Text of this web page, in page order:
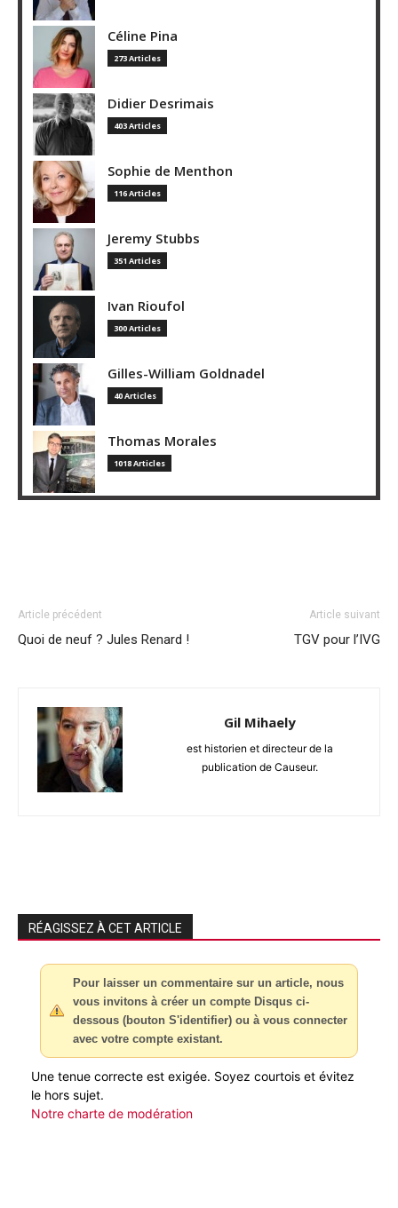
Céline Pina
273 Articles
Didier Desrimais
403 Articles
Sophie de Menthon
116 Articles
Jeremy Stubbs
351 Articles
Ivan Rioufol
300 Articles
Gilles-William Goldnadel
40 Articles
Thomas Morales
1018 Articles
Article précédent
Quoi de neuf ? Jules Renard !
Article suivant
TGV pour l’IVG
Gil Mihaely
est historien et directeur de la
publication de Causeur.
RÉAGISSEZ À CET ARTICLE
Pour laisser un commentaire sur un article, nous
vous invitons à créer un compte Disqus ci-
dessous (bouton S'identifier) ou à vous connecter
avec votre compte existant.
Une tenue correcte est exigée. Soyez courtois et évitez
le hors sujet.
Notre charte de modération